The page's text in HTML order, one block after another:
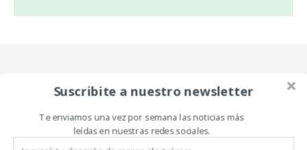
Related Articles
Suscribite a nuestro newsletter
Te enviamos una vez por semana las noticias más
leídas en nuestras redes sociales.